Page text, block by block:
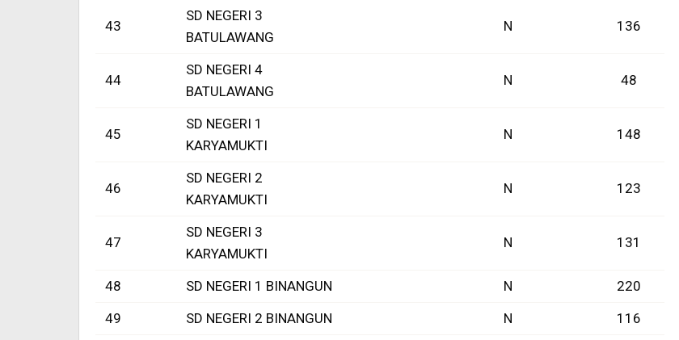
43
SD NEGERI 3
BATULAWANG
N 136
44
SD NEGERI 4
BATULAWANG
N 48
45
SD NEGERI 1
KARYAMUKTI
N 148
46
SD NEGERI 2
KARYAMUKTI
N 123
47
SD NEGERI 3
KARYAMUKTI
N 131
48 SD NEGERI 1 BINANGUN N
220
49
SD NEGERI 2 BINANGUN N
116